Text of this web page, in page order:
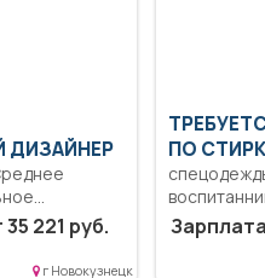
ДИЗАЙНЕР
людей на
221 руб.
г Новокузнецк
ПО